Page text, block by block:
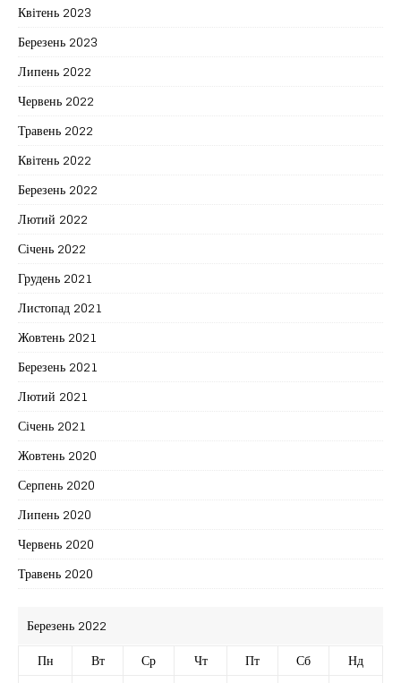
Квітень 2023
Березень 2023
Липень 2022
Червень 2022
Травень 2022
Квітень 2022
Березень 2022
Лютий 2022
Січень 2022
Грудень 2021
Листопад 2021
Жовтень 2021
Березень 2021
Лютий 2021
Січень 2021
Жовтень 2020
Серпень 2020
Липень 2020
Червень 2020
Травень 2020
Березень 2022
Пн
Вт Ср Чт Пт Сб
Нд